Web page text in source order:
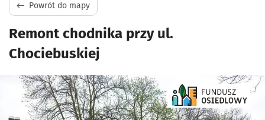
Powrót do mapy
Remont chodnika przy ul.
Chociebuskiej
Kliknij, aby powiększyć